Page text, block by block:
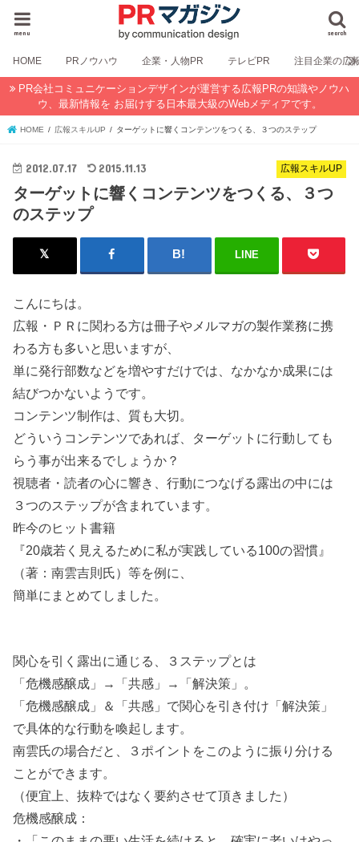
search
menu
HOME PRノウハウ 企業・人物PR テレビPR 注目企業の広
PR会社コミュニケーションデザインが運営する広報PRの知識やノウハ
ウ、最新情報を お届けする日本最大級のWebメディアです。
HOME 広報スキルUP ターゲットに響くコンテンツをつくる、３つのステップ
広報スキルUP
2012.07.17 2015.11.13
ターゲットに響くコンテンツをつくる、３つ
のステップ
LINE
こんにちは。
広報・ＰＲに関わる方は冊子やメルマガの製作業務に携
わる方も多いと思いますが、
単に発行部数などを増やすだけでは、なかなか成果には
結びつかないようです。
コンテンツ制作は、質も大切。
どういうコンテンツであれば、ターゲットに行動しても
らう事が出来るでしょうか？
視聴者・読者の心に響き、行動につなげる露出の中には
３つのステップが含まれています。
昨今のヒット書籍
『20歳若く見えるために私が実践している100の習慣』
（著：南雲吉則氏）等を例に、
簡単にまとめてしました。
関心を引く露出に通じる、３ステップとは
「危機感醸成」→「共感」→「解決策」。
「危機感醸成」＆「共感」で関心を引き付け「解決策」
で具体的な行動を喚起します。
南雲氏の場合だと、３ポイントをこのように振り分ける
ことができます。
（便宜上、抜粋ではなく要約させて頂きました）
危機感醸成：